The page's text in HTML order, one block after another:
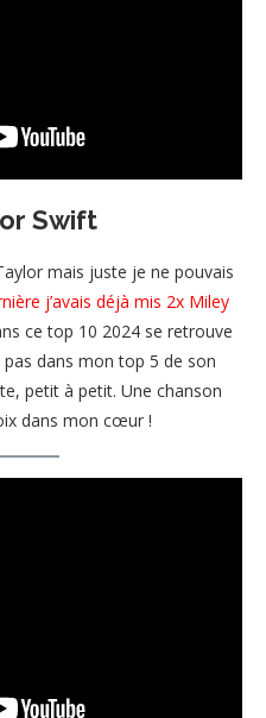
Swift
mais juste je ne pouvais
j’avais déjà mis 2x Miley
ce top 10 2024 se retrouve
dans mon top 5 de son
petit à petit. Une chanson
dans mon cœur !